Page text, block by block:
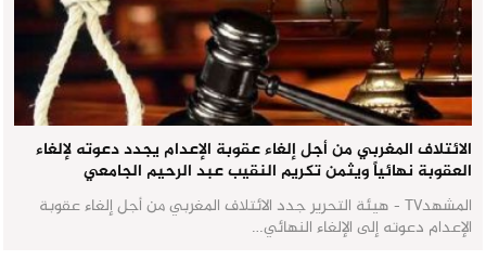
الائتلاف المغربي من أجل إلغاء عقوبة الإعدام يجدد دعوته لإلغاء
العقوبة نهائياً ويثمن تكريم النقيب عبد الرحيم الجامعي
المشهدTV - هيئة التحرير جدد الائتلاف المغربي من أجل إلغاء عقوبة
الإعدام دعوته إلى الإلغاء النهائي…